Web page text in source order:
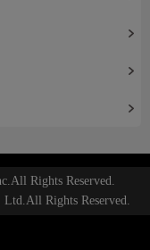
Rights Reserved.
Rights Reserved.